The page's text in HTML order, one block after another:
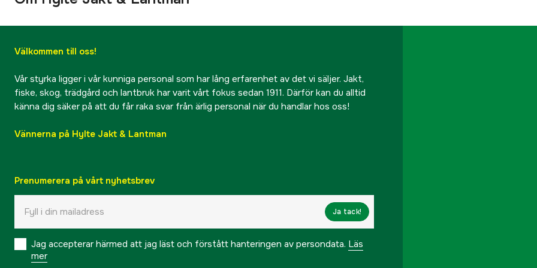
Välkommen till oss!
Vår styrka ligger i vår kunniga personal som har lång erfarenhet av det vi säljer. Jakt,
fiske, skog, trädgård och lantbruk har varit vårt fokus sedan 1911. Därför kan du alltid
känna dig säker på att du får raka svar från ärlig personal när du handlar hos oss!
Vännerna på Hylte Jakt & Lantman
Prenumerera på vårt nyhetsbrev
Ja tack!
Jag accepterar härmed att jag läst och förstått hanteringen av persondata. Läs
mer